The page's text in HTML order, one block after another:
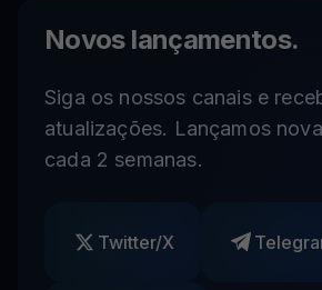
Novos lançamentos.
Siga os nossos canais e
atualizações. Lançamos
cada 2 semanas.
Twitter/X